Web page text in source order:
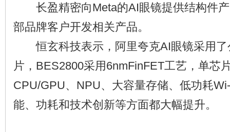
长盈精密向Meta的AI眼镜提供结构件产
部品牌客户开发相关产品。
恒玄科技表示，阿里夸克AI眼镜采用了
片，BES2800采用6nmFinFET工艺，单芯
CPU/GPU、NPU、大容量存储、低功耗
能、功耗和技术创新等方面都大幅提升。